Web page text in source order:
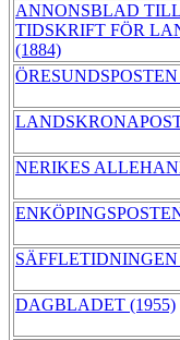
ANNONSBLAD TILL
TIDSKRIFT FÖR
(1884)
ÖRESUNDSPOSTEN
NERIKES
SÄFFLETIDNINGEN
DAGBLADET (1955)